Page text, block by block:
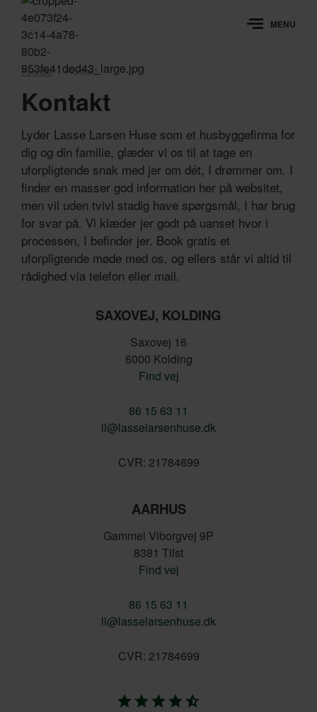
MENU
Forside › Kontakt
Kontakt
Lyder Lasse Larsen Huse som et husbyggefirma for
dig og din familie, glæder vi os til at tage en
uforpligtende snak med jer om dét, I drømmer om. I
finder en masser god information her på websitet,
men vil uden tvivl stadig have spørgsmål, I har brug
for svar på. Vi klæder jer godt på uanset hvor i
processen, I befinder jer. Book gratis et
uforpligtende møde med os, og ellers står vi altid til
rådighed via telefon eller mail.
SAXOVEJ, KOLDING
Saxovej 16
6000 Kolding
Find vej
86 15 63 11
ll@lasselarsenhuse.dk
CVR: 21784699
AARHUS
Gammel Viborgvej 9P
8381 Tilst
Find vej
86 15 63 11
ll@lasselarsenhuse.dk
CVR: 21784699
grade grade grade grade star_half